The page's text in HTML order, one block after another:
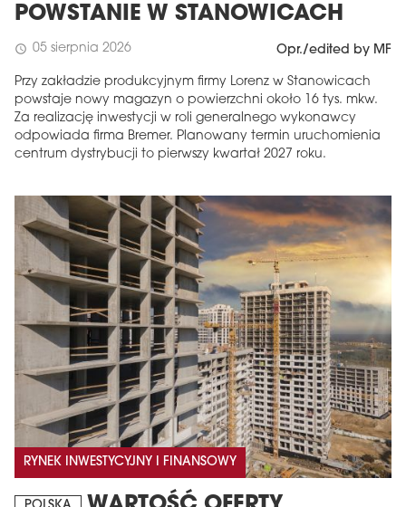
POWSTANIE W STANOWICACH
schedule 05 sierpnia 2026 Opr./edited by MF
Przy zakładzie produkcyjnym firmy Lorenz w Stanowicach
powstaje nowy magazyn o powierzchni około 16 tys. mkw.
Za realizację inwestycji w roli generalnego wykonawcy
odpowiada firma Bremer. Planowany termin uruchomienia
centrum dystrybucji to pierwszy kwartał 2027 roku.
RYNEK INWESTYCYJNY I FINANSOWY